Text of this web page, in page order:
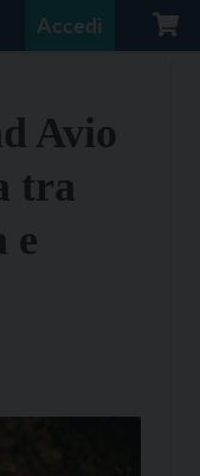
Accedi
Avio
tra
e